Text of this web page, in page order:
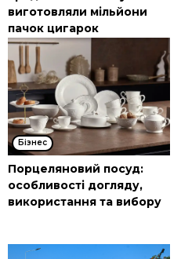
виготовляли мільйони
пачок цигарок
Бізнес
Порцеляновий посуд:
особливості догляду,
використання та вибору